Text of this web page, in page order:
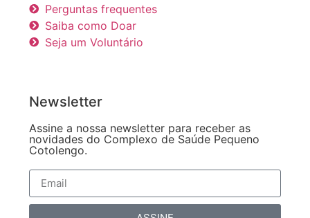
Perguntas frequentes
Saiba como Doar
Seja um Voluntário
Newsletter
Assine a nossa newsletter para receber as
novidades do Complexo de Saúde Pequeno
Cotolengo.